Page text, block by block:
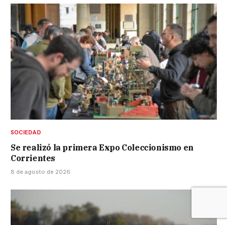
SOCIEDAD
Se realizó la primera Expo Coleccionismo en
Corrientes
8 de agosto de 2026